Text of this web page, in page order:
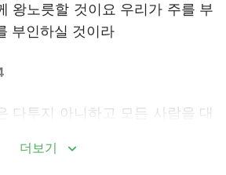
왕노릇할 것이요 우리가 주를 부
부인하실 것이라
다투지 아니하고 모든 사람을 대
더보기